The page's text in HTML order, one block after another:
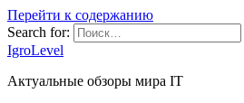
Перейти к содержанию
Search for:
IgroLevel
Актуальные обзоры мира IT